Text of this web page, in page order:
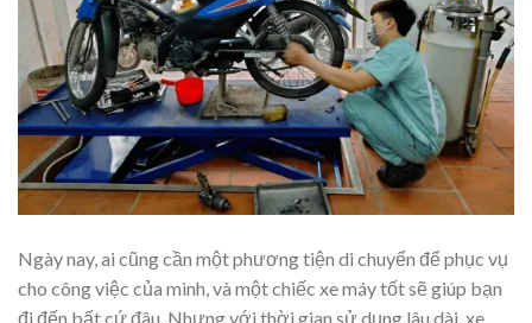
Ngày nay, ai cũng cần một phương tiện di chuyển để phục vụ
cho công việc của mình, và một chiếc xe máy tốt sẽ giúp bạn
đi đến bất cứ đâu. Nhưng với thời gian sử dụng lâu dài, xe